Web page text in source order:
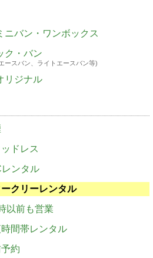
ニバン・ワンボックス
ク・バン
ースバン、ライトエースバン等)
リジナル
ドレス
レンタル
ークリーレンタル
以前も営業
間帯レンタル
約